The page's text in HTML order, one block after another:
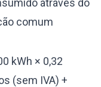
através do
comum
kWh × 0,32
(sem IVA) +